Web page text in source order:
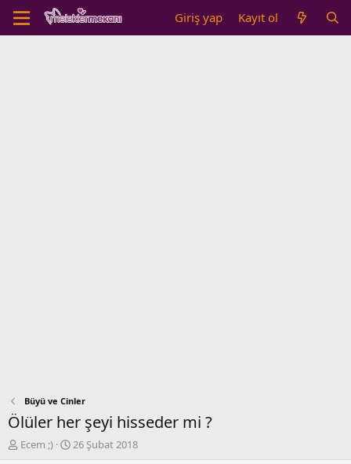
Giriş yap Kayıt ol
Büyü ve Cinler
Ölüler her şeyi hisseder mi ?
K
Ecem ;)
B
26 Şubat 2018